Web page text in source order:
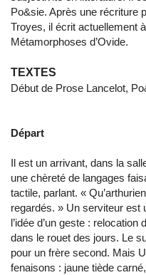
Po&sie. Après une récriture
Troyes, il écrit actuellement
Métamorphoses d’Ovide.
TEXTES
Début de Prose Lancelot,
Départ
Il est un arrivant, dans la
une chèreté de langages
tactile, parlant. «
regardés. » Un serviteur est
l’idée d’un geste :
dans le rouet des jours. Le
pour un frère second. Mais
fenaisons : jaune tiède